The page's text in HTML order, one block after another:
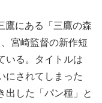
にある「三鷹の森
宮崎監督の新作短
いる。タイトルは
にされてしまった
出した「パン種」と